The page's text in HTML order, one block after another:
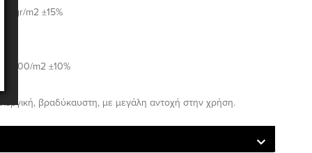
m2 ±15%
m2 ±10%
βραδύκαυστη, με μεγάλη αντοχή στην χρήση.